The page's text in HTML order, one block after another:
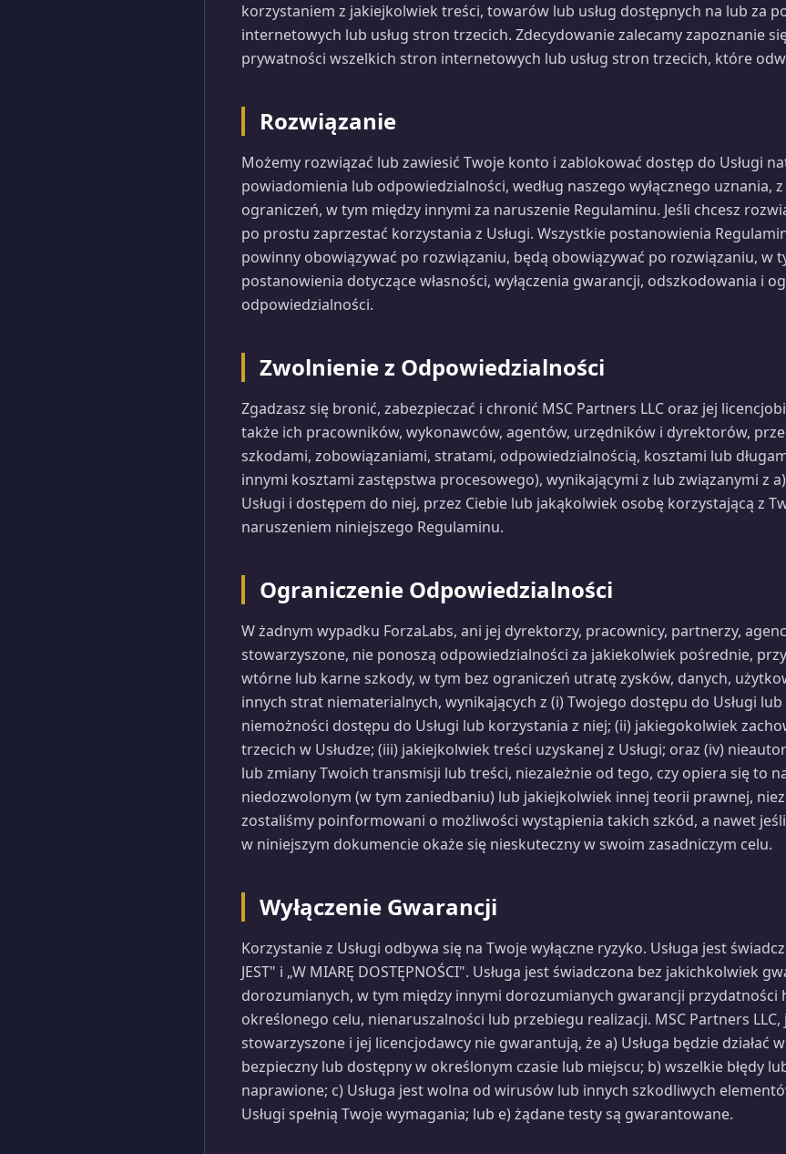
korzystaniem z jakiejkolwiek treści, towarów lub usług dostępnych na lub za
internetowych lub usług stron trzecich. Zdecydowanie zalecamy zapoznanie
prywatności wszelkich stron internetowych lub usług stron trzecich, które
Rozwiązanie
Możemy rozwiązać lub zawiesić Twoje konto i zablokować dostęp do Usługi
powiadomienia lub odpowiedzialności, według naszego wyłącznego uznania,
ograniczeń, w tym między innymi za naruszenie Regulaminu. Jeśli chcesz
po prostu zaprzestać korzystania z Usługi. Wszystkie postanowienia
powinny obowiązywać po rozwiązaniu, będą obowiązywać po rozwiązaniu, w
postanowienia dotyczące własności, wyłączenia gwarancji, odszkodowania i
odpowiedzialności.
Zwolnienie z Odpowiedzialności
Zgadzasz się bronić, zabezpieczać i chronić MSC Partners LLC oraz jej
także ich pracowników, wykonawców, agentów, urzędników i dyrektorów,
szkodami, zobowiązaniami, stratami, odpowiedzialnością, kosztami lub
innymi kosztami zastępstwa procesowego), wynikającymi z lub związanymi z
Usługi i dostępem do niej, przez Ciebie lub jakąkolwiek osobę korzystającą z
naruszeniem niniejszego Regulaminu.
Ograniczenie Odpowiedzialności
W żadnym wypadku ForzaLabs, ani jej dyrektorzy, pracownicy, partnerzy,
stowarzyszone, nie ponoszą odpowiedzialności za jakiekolwiek pośrednie,
wtórne lub karne szkody, w tym bez ograniczeń utratę zysków, danych,
innych strat niematerialnych, wynikających z (i) Twojego dostępu do Usługi
niemożności dostępu do Usługi lub korzystania z niej; (ii) jakiegokolwiek
trzecich w Usłudze; (iii) jakiejkolwiek treści uzyskanej z Usługi; oraz (iv)
lub zmiany Twoich transmisji lub treści, niezależnie od tego, czy opiera się to
niedozwolonym (w tym zaniedbaniu) lub jakiejkolwiek innej teorii prawnej,
zostaliśmy poinformowani o możliwości wystąpienia takich szkód, a nawet
w niniejszym dokumencie okaże się nieskuteczny w swoim zasadniczym celu.
Wyłączenie Gwarancji
Korzystanie z Usługi odbywa się na Twoje wyłączne ryzyko. Usługa jest
JEST" i „W MIARĘ DOSTĘPNOŚCI". Usługa jest świadczona bez jakichkolwiek
dorozumianych, w tym między innymi dorozumianych gwarancji przydatności
określonego celu, nienaruszalności lub przebiegu realizacji. MSC Partners LLC,
stowarzyszone i jej licencjodawcy nie gwarantują, że a) Usługa będzie działać
bezpieczny lub dostępny w określonym czasie lub miejscu; b) wszelkie błędy
naprawione; c) Usługa jest wolna od wirusów lub innych szkodliwych
Usługi spełnią Twoje wymagania; lub e) żądane testy są gwarantowane.